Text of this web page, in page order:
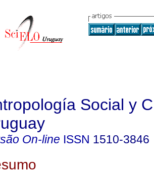
Social y
On-line ISSN 1510-3846